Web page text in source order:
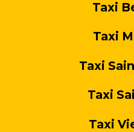
Taxi
Taxi
Taxi
Taxi
Taxi